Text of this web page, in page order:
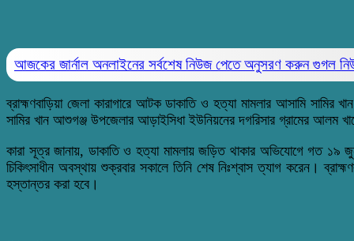
আজকের জার্নাল অনলাইনের সর্বশেষ নিউজ পেতে অনুসরণ করুনগুগল
ব্রাহ্মণবাড়িয়া জেলা কারাগারে আটক ডাকাতিওহত্যা মামলার আসামি সামির খান
সামির খান আশুগঞ্জ উপজেলার আড়াইসিধা ইউনিয়নের দগরিসার গ্রামের আলম
কারা সূত্র জানায়, ডাকাতিওহত্যা মামলায় জড়িত থাকার অভিযোগে গত১৯
চিকিৎসাধীন অবস্থায় শুক্রবার সকালে তিনি শেষ নিঃশ্বাস ত্যাগ করেন ।
হস্তান্তর করা হবে।